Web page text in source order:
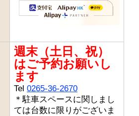
週末（土日、祝）
はご予約お願いし
ます
Tel 0265-36-2670
＊駐車スペースに関しまし
ては台数に限りがございま